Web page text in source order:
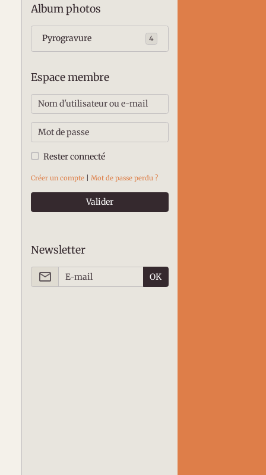
Album photos
Pyrogravure 4
Espace membre
Rester connecté
Créer un compte |Mot de passe perdu ?
Valider
Newsletter
OK